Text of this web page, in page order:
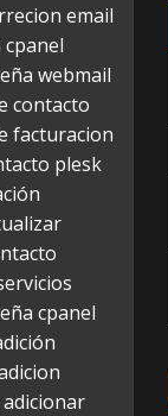
email
webmail
contacto
facturacion
plesk
cpanel
adicionar